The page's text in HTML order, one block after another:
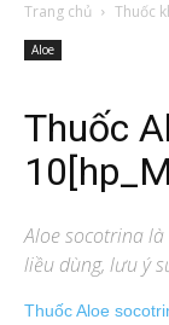
Trang chủ Thuốc
Aloe
Thuốc
Aloe socotrinalà
liều dùng, lưu ý
Thuốc Aloe